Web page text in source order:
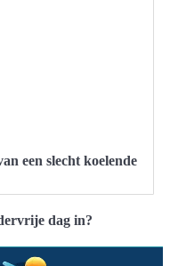
een slecht koelende
dag in?